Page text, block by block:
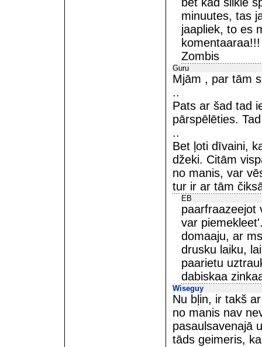
minuutes, tas
jaapliek, to es
komentaaraa!!!
Zombis
Guru
Mjām , par tām
..
Pats ar šad tad
pārspēlēties.
..
Bet ļoti dīvaini,
džeki. Citām
no manis, var
tur ir ar tām
EB
paarfraazeejot
var
domaaju, ar
drusku laiku,
paarietu
dabiskaa
Wiseguy
Nu bļin, ir takš
no manis nav
pasaulsavenajā
tāds geimeris,